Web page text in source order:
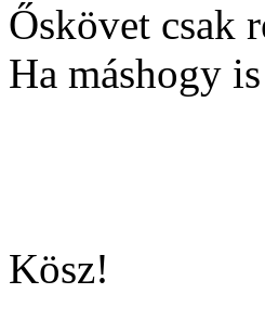
Őskövet csak
Ha máshogy
Kösz!